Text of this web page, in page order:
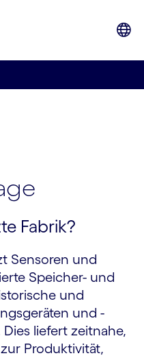
Fabrik?
Sensoren und
Speicher- und
und
und -
liefert zeitnahe,
Produktivität,